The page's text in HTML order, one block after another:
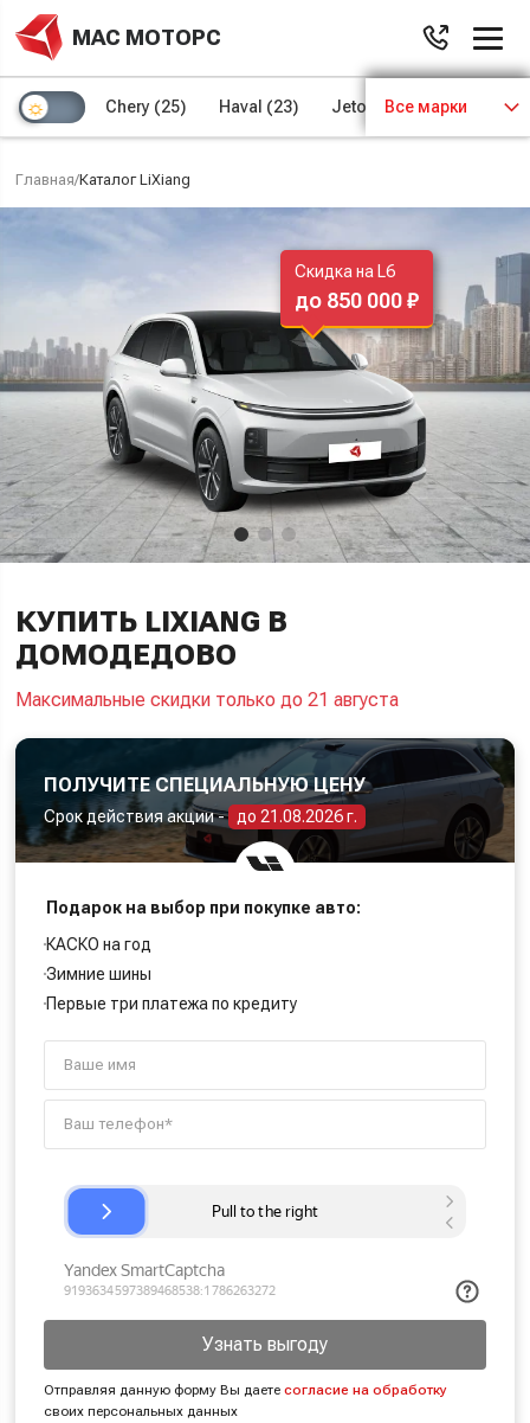
МАС МОТОРС
Chery (25) Haval (23) Jetour (8) Kaiyi (4)
Все марки
Главная/Каталог LiXiang
КУПИТЬ LIXIANG В
ДОМОДЕДОВО
Максимальные скидки только до 21 августа
ПОЛУЧИТЕ СПЕЦИАЛЬНУЮ ЦЕНУ
Срок действия акции - до 21.08.2026 г.
Подарок на выбор при покупке авто:
КАСКО на год
Зимние шины
Первые три платежа по кредиту
Узнать выгоду
Отправляя данную форму Вы даетесогласие на обработку
своих персональных данных
Скидка на L6
до 850 000 ₽